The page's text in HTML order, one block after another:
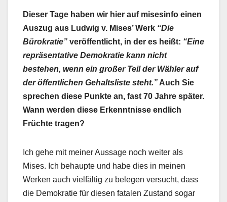
Dieser Tage haben wir hier auf misesinfo einen
Auszug aus Ludwig v. Mises’ Werk “Die
Bürokratie” veröffentlicht, in der es heißt: “Eine
repräsentative Demokratie kann nicht
bestehen, wenn ein großer Teil der Wähler auf
der öffentlichen Gehaltsliste steht.” Auch Sie
sprechen diese Punkte an, fast 70 Jahre später.
Wann werden diese Erkenntnisse endlich
Früchte tragen?
Ich gehe mit meiner Aussage noch weiter als
Mises. Ich behaupte und habe dies in meinen
Werken auch vielfältig zu belegen versucht, dass
die Demokratie für diesen fatalen Zustand sogar